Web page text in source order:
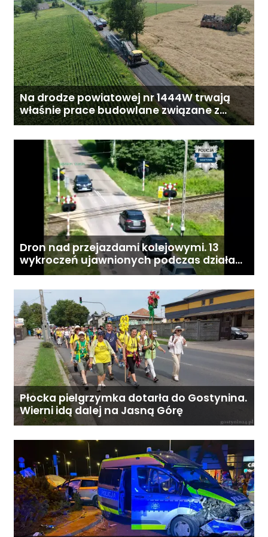
Na drodze powiatowej nr 1444W trwają
właśnie prace budowlane związane z
przebudową drogi
Dron nad przejazdami kolejowymi. 13
wykroczeń ujawnionych podczas działań
„Bezpieczny przejazd kolejowy”
Płocka pielgrzymka dotarła do Gostynina.
Wierni idą dalej na Jasną Górę